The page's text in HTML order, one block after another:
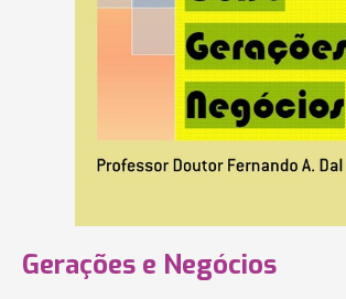
Gerações e Negócios